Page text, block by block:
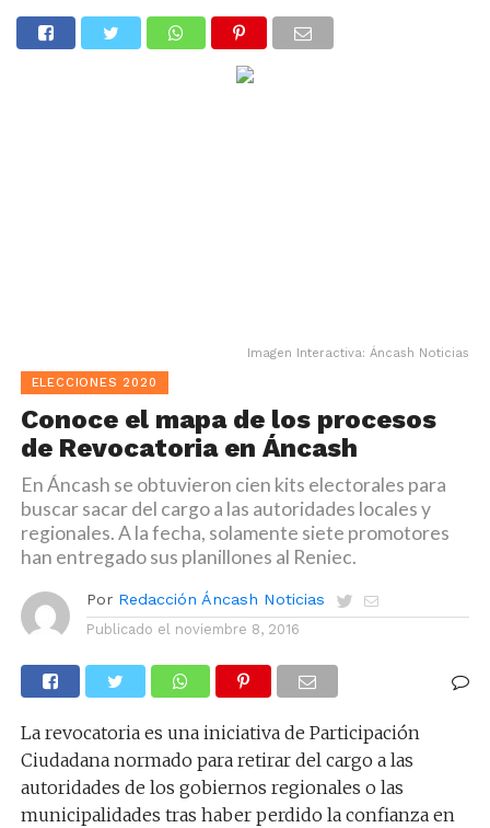
Imagen Interactiva: Áncash Noticias
ELECCIONES 2020
Conoce el mapa de los procesos
de Revocatoria en Áncash
En Áncash se obtuvieron cien kits electorales para
buscar sacar del cargo a las autoridades locales y
regionales. A la fecha, solamente siete promotores
han entregado sus planillones al Reniec.
Por Redacción Áncash Noticias
Publicado el noviembre 8, 2016
La revocatoria es una iniciativa de Participación
Ciudadana normado para retirar del cargo a las
autoridades de los gobiernos regionales o las
municipalidades tras haber perdido la confianza en